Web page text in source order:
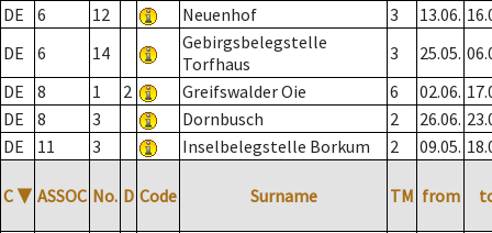
DE
6 12 Neuenhof 3 13.06.
DE
6 14
Gebirgsbelegstelle
Torfhaus
3 25.05.
DE
8 1 2 Greifswalder Oie 6 02.06.
DE
8 3 Dornbusch 2 26.06.
DE
11 3 Inselbelegstelle Borkum 2 09.05.
C ▼ ASSOC No. D Code Surname TM from